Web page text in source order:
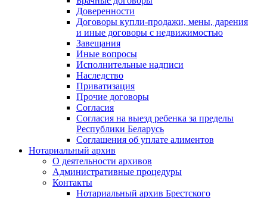
Доверенности
Договоры купли-продажи, мены, дарения
и иные договоры с недвижимостью
Завещания
Иные вопросы
Исполнительные надписи
Наследство
Приватизация
Прочие договоры
Согласия
Согласия на выезд ребенка за пределы
Республики Беларусь
Соглашения об уплате алиментов
Нотариальный архив
О деятельности архивов
Административные процедуры
Контакты
Нотариальный архив Брестского